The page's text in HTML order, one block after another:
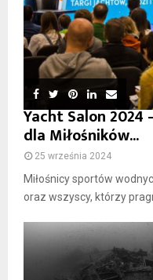
Yacht Salon 2024
dla Miłośników...
25 września 2024
Miłośnicy sportów
oraz wszyscy, którzy